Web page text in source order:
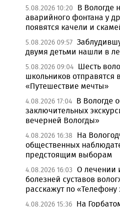
5.08.2026 10:20
В Вологде
аварийного фонтана у
появятся качели и
5.08.2026 09:57
двумя детьми нашли в
5.08.2026 09:04 Шесть
школьников отправятся
«Путешествие мечты»
4.08.2026 17:04 В Вологде
заключительных
вечерней Вологды»
4.08.2026 16:38
На
общественных
предстоящим выборам
4.08.2026 16:03 О лечении
болезней суставов
расскажут по «Телефону
4.08.2026 15:36 На